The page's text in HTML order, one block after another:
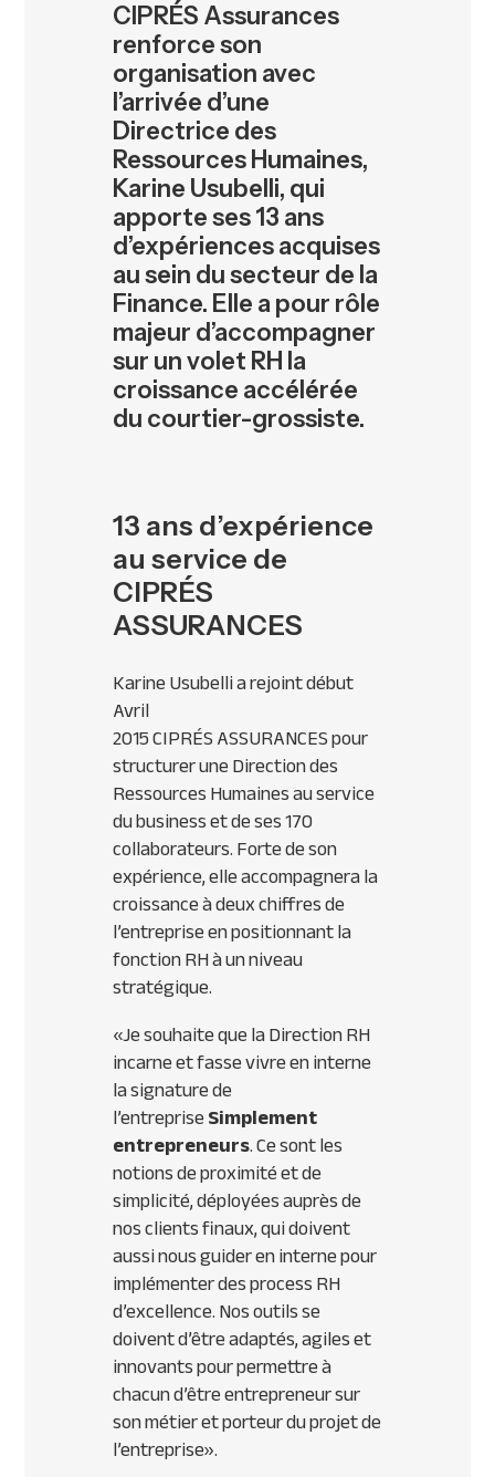
CIPRÉS Assurances
renforce son
organisation avec
l’arrivée d’une
Directrice des
Ressources Humaines,
Karine Usubelli, qui
apporte ses 13 ans
d’expériences acquises
au sein du secteur de la
Finance. Elle a pour rôle
majeur d’accompagner
sur un volet RH la
croissance accélérée
du courtier-grossiste.
13 ans d’expérience
au service de
CIPRÉS
ASSURANCES
Karine Usubelli a rejoint début
Avril
2015CIPRÉSASSURANCESpour
structurer une Direction des
Ressources Humaines au service
du business et de ses 170
collaborateurs. Forte de son
expérience, elle accompagnera la
croissance à deux chiffres de
l’entreprise en positionnant la
fonction RH à un niveau
stratégique.
«Je souhaite que la Direction RH
incarne et fasse vivre en interne
la signature de
l’entrepriseSimplement
entrepreneurs. Ce sont les
notions de proximité et de
simplicité, déployées auprès de
nos clients finaux, qui doivent
aussi nous guider en interne pour
implémenter des process RH
d’excellence. Nos outils se
doivent d’être adaptés, agiles et
innovants pour permettre à
chacun d’être entrepreneur sur
son métier et porteur du projet de
l’entreprise».